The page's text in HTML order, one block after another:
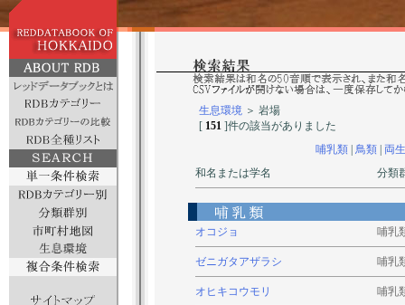
生息環境＞ 岩場
[ 151]件の該当がありました
哺乳類 鳥類
両
和名または学名
分類
オコジョ 哺乳
ゼニガタアザラシ 哺乳
オヒキコウモリ 哺乳